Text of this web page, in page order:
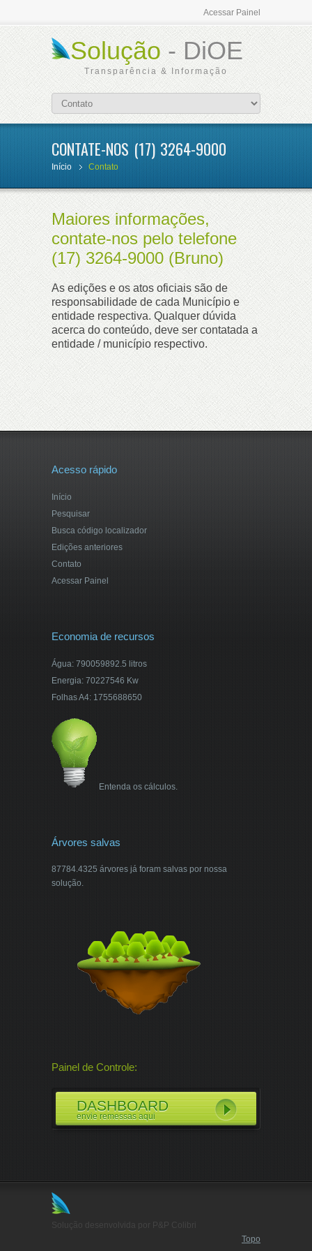
Acessar Painel
Solução- DiOE
Transparência & Informação
CONTATE-NOS (17) 3264-9000
Início Contato
Maiores informações,
contate-nos pelo telefone
(17) 3264-9000 (Bruno)
As edições e os atos oficiais são de
responsabilidade de cada Município e
entidade respectiva. Qualquer dúvida
acerca do conteúdo, deve ser contatada a
entidade / município respectivo.
Acesso rápido
Início
Pesquisar
Busca código localizador
Edições anteriores
Contato
Acessar Painel
Economia de recursos
Água: 790059892.5 litros
Energia: 70227546 Kw
Folhas A4: 1755688650
Entenda os cálculos.
Árvores salvas
87784.4325 árvores já foram salvas por nossa
solução.
Painel de Controle:
DASHBOARD
envie remessas aqui
Solução desenvolvida por P&P Colibri
Topo